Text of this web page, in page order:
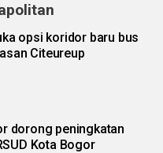
opsi koridor baru bus
Citeureup
dorong peningkatan
Kota Bogor